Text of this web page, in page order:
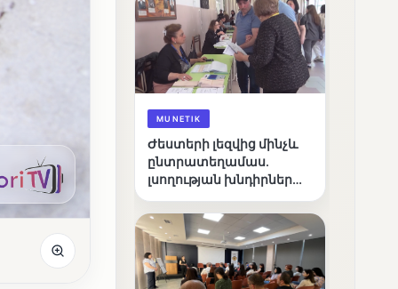
քաղաքական նպատակ
MUNETIK
Ժեստերի լեզվից մինչև
ընտրատեղամաս.
լսողության խնդիրներ
ճանապարհը